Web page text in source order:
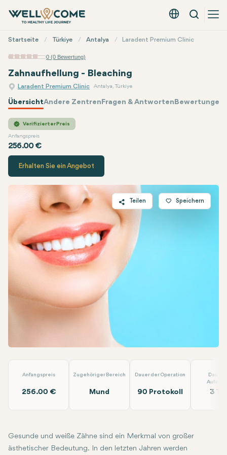
Deutsch - EUR
Suche
Menü
Startseite Türkiye Antalya Laradent Premium Clinic
0 (0 Bewertung)
Zahnaufhellung - Bleaching
Laradent Premium Clinic Antalya, Türkiye
ÜbersichtAndere ZentrenFragen & AntwortenBewertungen
Verifizierter Preis
Anfangspreis
256.00 €
Laradent Premium Clinic Preis
Erhalten Sie ein Angebot
Teilen
Twitter
Facebook
Linkedin
Speichern
Anfangspreis
256.00 €
Zugehöriger Bereich
Mund
Dauer der Operation
90 Protokoll
Dauer
3
Gesunde und weiße Zähne sind ein Merkmal von großer
ästhetischer Bedeutung. In den letzten Jahren werden